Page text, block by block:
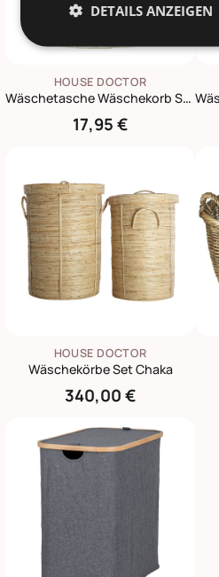
HOUSE DOCTOR
Wäschetasche Wäschekorb Squares
17,95 €
HOUSE DOCTOR
Wäschekörbe Set Chaka
340,00 €
DETAILS ANZEIGEN